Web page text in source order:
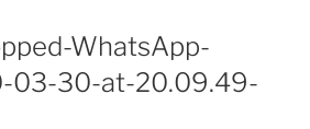
WhatsApp-
03-30-at-20.09.49-